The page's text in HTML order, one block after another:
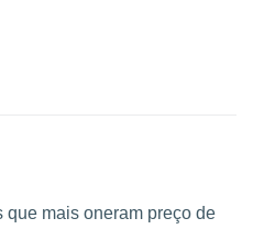
que mais oneram preço de